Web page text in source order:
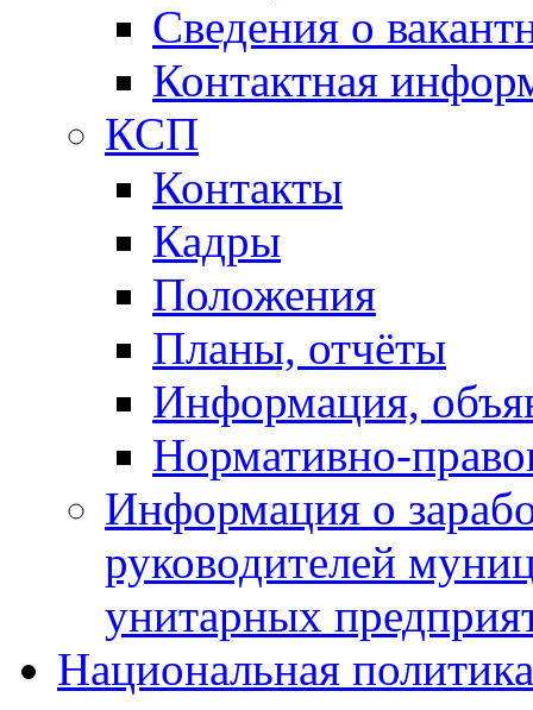
Сведения о
Контактная
КСП
Контакты
Кадры
Положения
Планы, отчёты
Информация,
Нормативно-
Информация о
руководителей
унитарных
Национальная политика